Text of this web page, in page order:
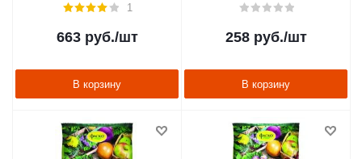
1
663руб./шт
В корзину
258руб./шт
В корзину